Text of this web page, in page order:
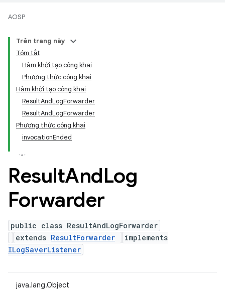
AOSP
Trên trang này
Tóm tắt
Hàm khởi tạo công khai
Phương thức công khai
Hàm khởi tạo công khai
ResultAndLogForwarder
ResultAndLogForwarder
Phương thức công khai
invocationEnded
ResultAndLog
Forwarder
public class ResultAndLogForwarder
extends ResultForwarder
implements
ILogSaverListener
java.lang.Object